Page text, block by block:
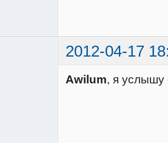
2012-04-17
Awilum, я услышу